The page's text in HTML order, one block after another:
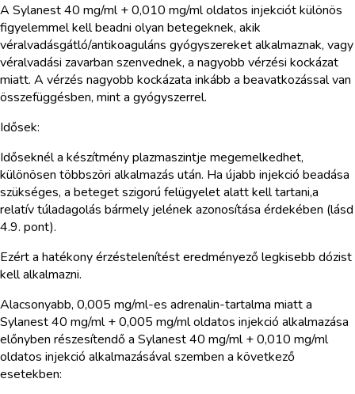
A Sylanest 40 mg/ml + 0,010 mg/ml oldatos injekciót különös
figyelemmel kell beadni olyan betegeknek, akik
véralvadásgátló/antikoaguláns gyógyszereket alkalmaznak, vagy
véralvadási zavarban szenvednek, a nagyobb vérzési kockázat
miatt. A vérzés nagyobb kockázata inkább a beavatkozással van
összefüggésben, mint a gyógyszerrel.
Idősek:
Időseknél a készítmény plazmaszintje megemelkedhet,
különösen többszöri alkalmazás után. Ha újabb injekció beadása
szükséges, a beteget szigorú felügyelet alatt kell tartani,a
relatív túladagolás bármely jelének azonosítása érdekében (lásd
4.9. pont).
Ezért a hatékony érzéstelenítést eredményező legkisebb dózist
kell alkalmazni.
Alacsonyabb, 0,005 mg/ml-es adrenalin-tartalma miatt a
Sylanest 40 mg/ml + 0,005 mg/ml oldatos injekció alkalmazása
előnyben részesítendő a Sylanest 40 mg/ml + 0,010 mg/ml
oldatos injekció alkalmazásával szemben a következő
esetekben: